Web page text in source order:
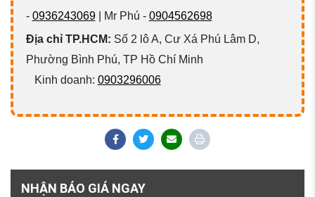
- 0936243069| Mr Phú - 0904562698
Địa chỉ TP.HCM: Số 2 lô A, Cư Xá Phú Lâm D,
Phường Bình Phú, TP Hồ Chí Minh
Kinh doanh: 0903296006
NHẬN BÁO GIÁ NGAY